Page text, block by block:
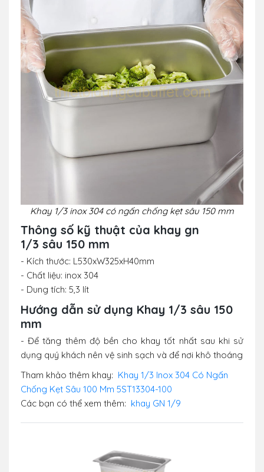
Khay 1/3 inox 304 có ngấn chống kẹt sâu 150 mm
Thông số kỹ thuật của khay gn
1/3 sâu 150 mm
- Kích thước: L530xW325xH40mm
- Chất liệu: inox 304
- Dung tích: 5,3 lít
Hướng dẫn sử dụng Khay 1/3 sâu 150
mm
- Để tăng thêm độ bền cho khay tốt nhất sau khi sử
dụng quý khách nên vệ sinh sạch và để nơi khô thoáng
Tham khảo thêm khay: Khay 1/3 Inox 304 Có Ngấn
Chống Kẹt Sâu 100 Mm 5ST13304-100
Các bạn có thể xem thêm: khay GN 1/9